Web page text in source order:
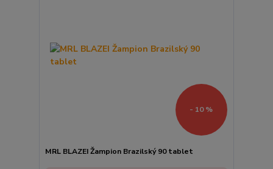
- 10 %
MRL BLAZEI Žampion Brazilský 90 tablet